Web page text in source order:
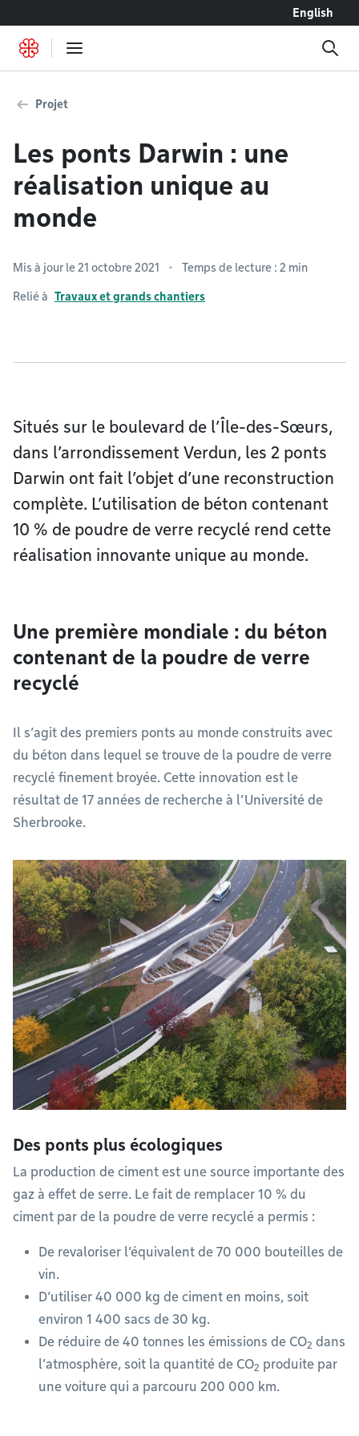
English
Projet
Les ponts Darwin : une
réalisation unique au
monde
Mis à jour le 21 octobre 2021 Temps de lecture : 2 min
Relié à Travaux et grands chantiers
Situés sur le boulevard de l’Île-des-Sœurs,
dans l’arrondissement Verdun, les 2 ponts
Darwin ont fait l’objet d’une reconstruction
complète. L’utilisation de béton contenant
10 % de poudre de verre recyclé rend cette
réalisation innovante unique au monde.
Une première mondiale : du béton
contenant de la poudre de verre
recyclé
Il s’agit des premiers ponts au monde construits avec
du béton dans lequel se trouve de la poudre de verre
recyclé finement broyée. Cette innovation est le
résultat de 17 années de recherche à l’Université de
Sherbrooke.
Des ponts plus écologiques
La production de ciment est une source importante des
gaz à effet de serre. Le fait de remplacer 10 % du
ciment par de la poudre de verre recyclé a permis :
De revaloriser l’équivalent de 70 000 bouteilles de
vin.
D’utiliser 40 000 kg de ciment en moins, soit
environ 1 400 sacs de 30 kg.
De réduire de 40 tonnes les émissions de CO2 dans
l’atmosphère, soit la quantité de CO2 produite par
une voiture qui a parcouru 200 000 km.